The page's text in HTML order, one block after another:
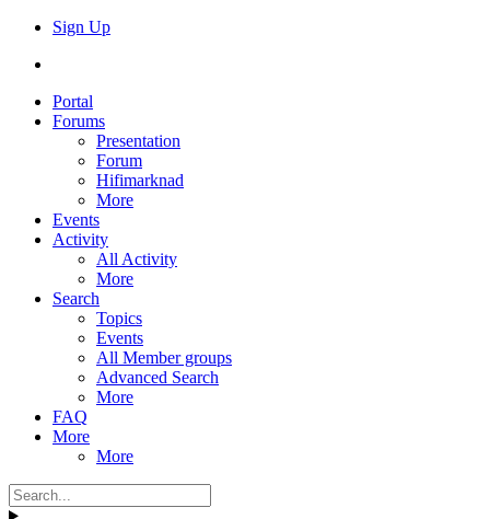
Sign Up
Portal
Forums
Presentation
Forum
Hifimarknad
More
Events
Activity
All Activity
More
Search
Topics
Events
All Member groups
Advanced Search
More
FAQ
More
More